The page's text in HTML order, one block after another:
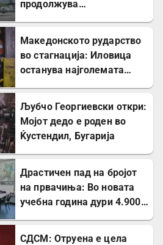
продолжува
Македонското рударство
во стагнација: Иловица
останува најголемата
Љубчо Георгиевски откри:
Мојот дедо е роден во
Ќустендил, Бугарија
Драстичен пад на бројот
на првачиња: Во новата
учебна година дури 4.900
СДСМ: Отруена е цела